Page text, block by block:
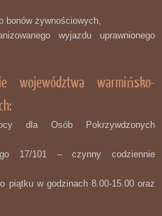
bonów żywnościowych,
wyjazdu uprawnionego
województwa warmińsko-
dla Osób Pokrzywdzonych
17/101 – czynny codziennie
piątku w godzinach 8.00-15.00 oraz